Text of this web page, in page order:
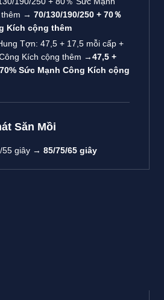
thêm → 70/130/190/250 + 70％
Kích cộng thêm
Tợn: 47,5 + 17,5 mỗi cấp +
Kích cộng thêm →47,5 +
Sức Mạnh Công Kích cộng
Săn Mồi
55 giây → 85/75/65 giây